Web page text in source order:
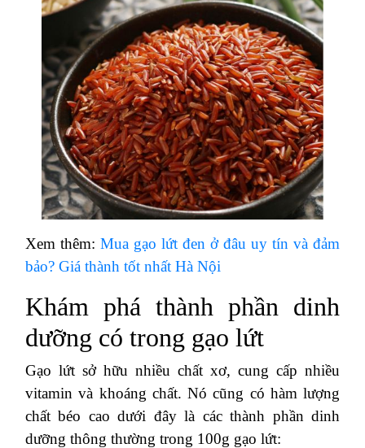
Xem thêm: Mua gạo lứt đen ở đâu uy tín và đảm
bảo? Giá thành tốt nhất Hà Nội
Khám phá thành phần dinh
dưỡng có trong gạo lứt
Gạo lứt sở hữu nhiều chất xơ, cung cấp nhiều
vitamin và khoáng chất. Nó cũng có hàm lượng
chất béo cao dưới đây là các thành phần dinh
dưỡng thông thường trong 100g gạo lứt: